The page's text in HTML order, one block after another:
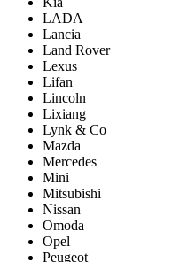
LADA
Lancia
Land Rover
Lexus
Lifan
Lincoln
Lixiang
Lynk & Co
Mazda
Mercedes
Mini
Mitsubishi
Nissan
Omoda
Opel
Peugeot